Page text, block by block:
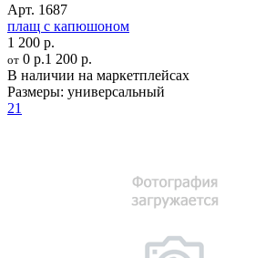
Арт. 1687
плащ с капюшоном
1 200 р.
от 0 р.1 200 р.
В наличии на маркетплейсах
Размеры: универсальный
21